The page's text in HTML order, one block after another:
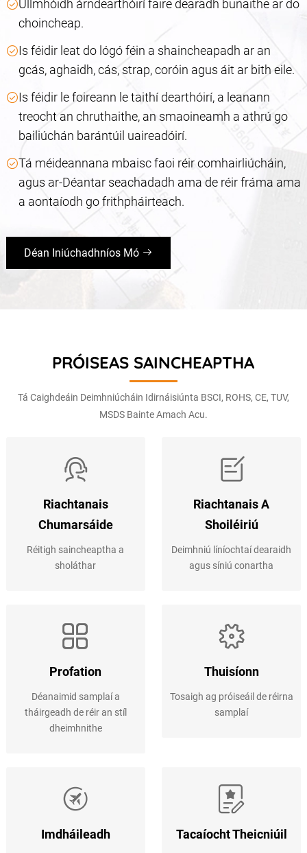
Ullmhóidh árndearthóirí faire dearadh bunaithe ar do
choincheap.
Is féidir leat do lógó féin a shaincheapadh ar an
gcás, aghaidh, cás, strap, coróin agus áit ar bith eile.
Is féidir le foireann le taithí dearthóirí, a leanann
treocht an chruthaithe, an smaoineamh a athrú go
bailiúchán barántúil uaireadóirí.
Tá méideannana mbaisc faoi réir comhairliúcháin,
agus ar-Déantar seachadadh ama de réir fráma ama
a aontaíodh go frithpháirteach.
Déan Iniúchadhníos Mó
PRÓISEAS SAINCHEAPTHA
Tá Caighdeáin Deimhniúcháin Idirnáisiúnta BSCI, ROHS, CE, TUV,
MSDS Bainte Amach Acu.
Riachtanais
Chumarsáide
Réitigh saincheaptha a
sholáthar
Riachtanais A
Shoiléiriú
Deimhniú líníochtaí dearaidh
agus síniú conartha
Profation
Déanaimid samplaí a
tháirgeadh de réir an stíl
dheimhnithe
Thuisíonn
Tosaigh ag próiseáil de réirna
samplaí
Imdháileadh Tacaíocht Theicniúil